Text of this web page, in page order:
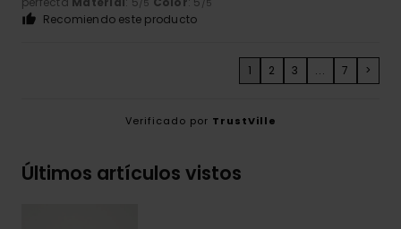
/5 /5
Recomiendo este producto
1 2 3 ... 7 >
Verificado por TrustVille
Últimos artículos vistos